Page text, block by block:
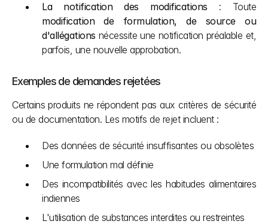
La notification des modifications
modification de formulation, de source ou
d'allégations nécessite une notification préalable et,
parfois, une nouvelle approbation.
Exemples de demandes rejetées
Certains produits ne répondent pas aux critères de sécurité
ou de documentation. Les motifs de rejet incluent :
Des données de sécurité insuffisantes ou obsolètes
Une formulation mal définie
Des incompatibilités avec les habitudes alimentaires
indiennes
L'utilisation de substances interdites ou restreintes